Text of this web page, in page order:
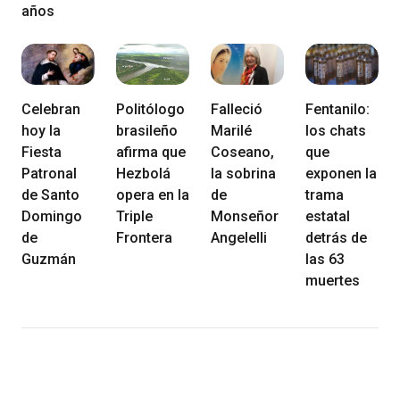
años
Celebran
hoy la
Fiesta
Patronal
de Santo
Domingo
de
Guzmán
Politólogo
brasileño
afirma que
Hezbolá
opera en la
Triple
Frontera
Falleció
Marilé
Coseano,
la sobrina
de
Monseñor
Angelelli
Fentanilo:
los chats
que
exponen la
trama
estatal
detrás de
las 63
muertes